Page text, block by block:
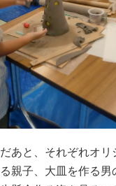
あと、それぞれオリ
親子、大皿を作る男